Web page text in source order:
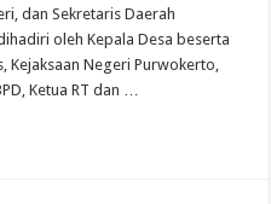
dan Sekretaris Daerah
oleh Kepala Desa beserta
Kejaksaan Negeri Purwokerto,
Ketua RT dan …